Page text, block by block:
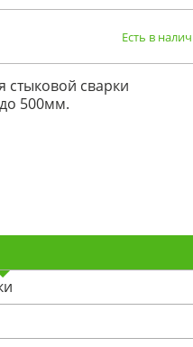
Есть в
стыковой сварки
500мм.